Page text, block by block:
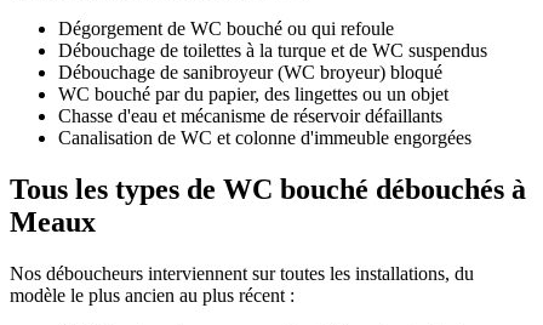
Dégorgement de WC bouché ou qui refoule
Débouchage de toilettes à la turque et de WC suspendus
Débouchage de sanibroyeur (WC broyeur) bloqué
WC bouché par du papier, des lingettes ou un objet
Chasse d'eau et mécanisme de réservoir défaillants
Canalisation de WC et colonne d'immeuble engorgées
Tous les types de WC bouché débouchés à
Meaux
Nos déboucheurs interviennent sur toutes les installations, du
modèle le plus ancien au plus récent :